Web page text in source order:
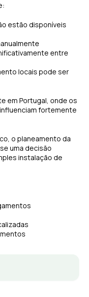
estão disponíveis
entre
locais pode ser
em Portugal, onde os
fortemente
o planeamento da
uma decisão
instalação de